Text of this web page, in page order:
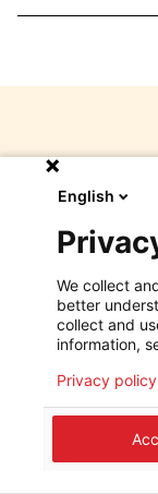
Notre
N'hésitez pas
English
We collect
better
collect and
information,
Privacy policy